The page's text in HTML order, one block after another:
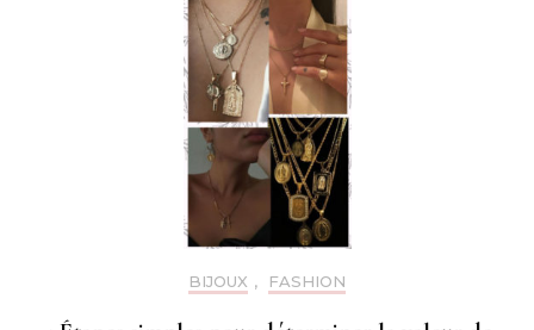
BIJOUX , FASHION